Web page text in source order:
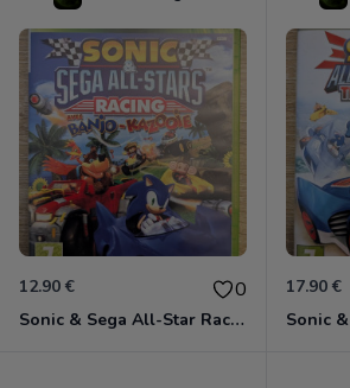
12.90 € 0
Sonic & Sega All-Star Racing avec Banjo-Kazooie Xbox 360
17.90 €